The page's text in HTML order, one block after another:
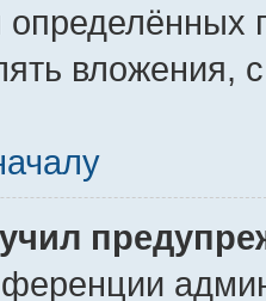
определённых
вложения,